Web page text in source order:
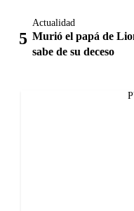
Actualidad
Murió el papá de
sabe de su deceso